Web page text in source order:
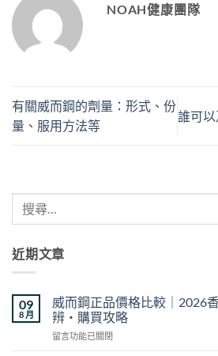
NOAH健康團隊
有關威而鋼的劑量：形式、份
量、服用方法等
誰可
近期文章
09
8 月
威而鋼正品價格比較｜2026
辨・購買攻略
在
留言功能已關閉